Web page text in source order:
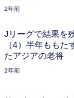
2年前
Jリーグで結果を
（4）半年もも
たアジアの老将
2年前